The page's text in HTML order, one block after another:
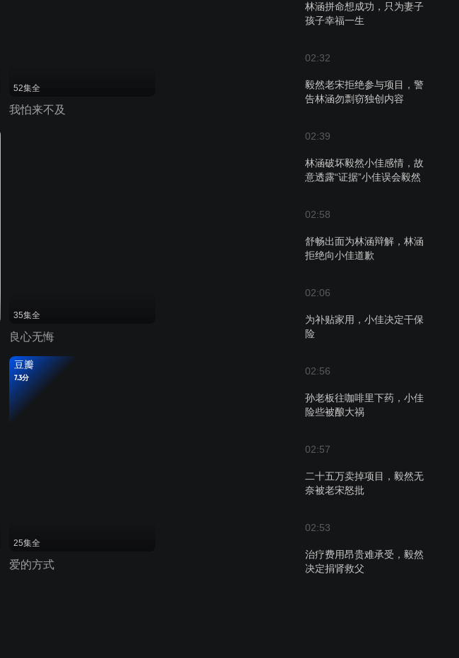
林涵拼命想成功，只为妻子
孩子幸福一生
02:32
毅然老宋拒绝参与项目，警
告林涵勿剽窃独创内容
02:39
林涵破坏毅然小佳感情，故
意透露“证据”小佳误会毅然
02:58
舒畅出面为林涵辩解，林涵
拒绝向小佳道歉
02:06
为补贴家用，小佳决定干保
险
02:56
孙老板往咖啡里下药，小佳
险些被酿大祸
02:57
二十五万卖掉项目，毅然无
奈被老宋怒批
02:53
治疗费用昂贵难承受，毅然
决定捐肾救父
52集全
我怕来不及
35集全
良心无悔
豆瓣
7.3分
25集全
爱的方式